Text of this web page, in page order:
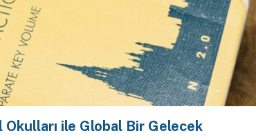
ile Global Bir Gelecek